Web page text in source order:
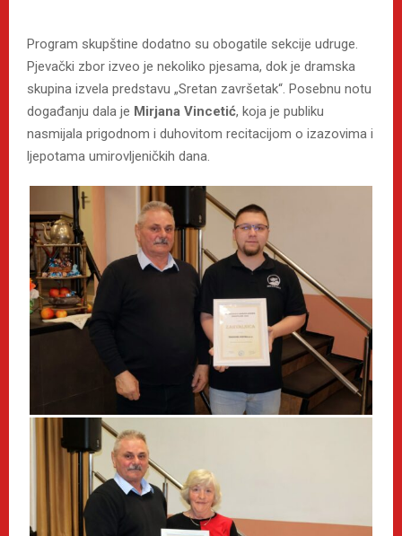
Program skupštine dodatno su obogatile sekcije udruge.
Pjevački zbor izveo je nekoliko pjesama, dok je dramska
skupina izvela predstavu „Sretan završetak“. Posebnu notu
događanju dala je Mirjana Vincetić, koja je publiku
nasmijala prigodnom i duhovitom recitacijom o izazovima i
ljepotama umirovljeničkih dana.